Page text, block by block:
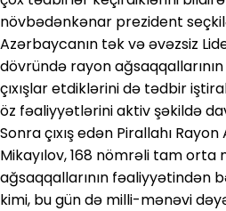
növbədənkənar prezident
Azərbaycanın tək və əvəzsiz
dövründə rayon
çıxışlar etdiklərini də tədbir
öz fəaliyyətlərini aktiv şəkildə
Sonra çıxış edən Pirallahı
Mikayılov, 168 nömrəli tam
ağsaqqallarının fəaliyyətindən
kimi, bu gün də milli-mənəvi